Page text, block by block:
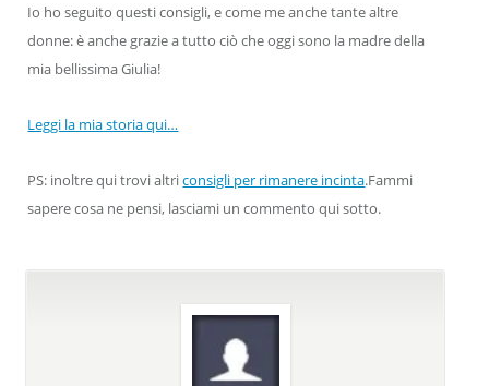
Io ho seguito questi consigli, e come me anche tante altre
donne: è anche grazie a tutto ciò che oggi sono la madre della
mia bellissima Giulia!
Leggi la mia storia qui…
PS: inoltre qui trovi altriconsigli per rimanere incinta.Fammi
sapere cosa ne pensi, lasciami un commento qui sotto.